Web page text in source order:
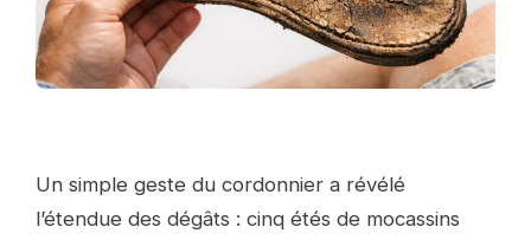
Un simple geste du cordonnier a révélé
l’étendue des dégâts : cinq étés de mocassins